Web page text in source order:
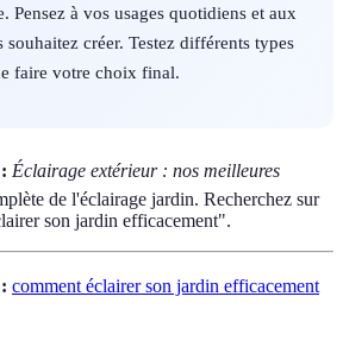
Pensez à vos usages quotidiens et aux
souhaitez créer. Testez différents types
faire votre choix final.
Éclairage extérieur : nos meilleures
de l'éclairage jardin. Recherchez sur
son jardin efficacement".
comment éclairer son jardin efficacement